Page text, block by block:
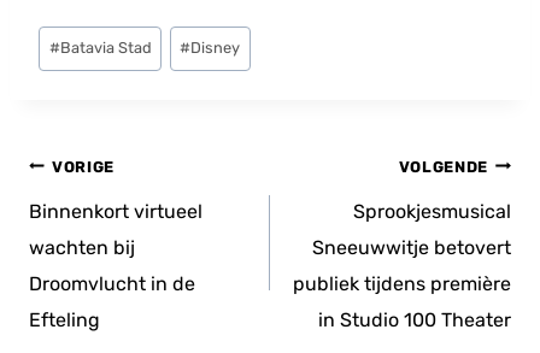
Bericht
tags:
#Batavia Stad #Disney
Bericht
navigatie
VORIGE
Binnenkort virtueel
wachten bij
Droomvlucht in de
Efteling
VOLGENDE
Sprookjesmusical
Sneeuwwitje betovert
publiek tijdens première
in Studio 100 Theater